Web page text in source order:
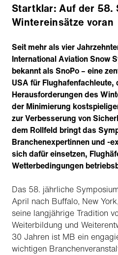
Startklar: Auf der 58.
Wintereinsätze voran
Seit mehr als vier
International Aviation Snow
bekannt als SnoPo – eine
USA für
Herausforderungen des
der Minimierung
zur Verbesserung von
dem Rollfeld bringt das
Branchenexpertinnen und -
sich dafür einsetzen,
Wetterbedingungen
Das 58. jährliche
April nach Buffalo, New
seine langjährige Tradition
Weiterbildung und
30 Jahren ist MB ein
wichtigen